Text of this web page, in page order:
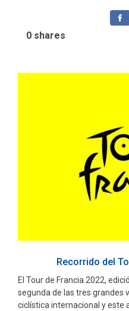
0 shares
Recorrido del
El Tour de Francia 2022,
segunda de las tres grandes
ciclística internacional y este